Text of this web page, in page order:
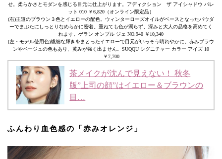
せ。柔らかさとモダンを感じる目元に仕上がります。アディクション ザ アイシャドウ パレ
ット 010 ￥6,820（オンライン限定品）
(右)王道のブラウン３色とイエローの配色。ウィンターローズオイルがベースとなったパウダ
ーでまぶたにしっとりなめらかに密着。重ねても色が濁らず、深みと大人の品格を高めてく
れます。ゲラン オンブル ジェ NO.940 ￥10,340
(左・モデル使用色)繊細な輝きをまとったイエローで目元がいっそう晴れやかに。赤みブラウ
ンやベージュの色もあり、黄みが強く出ません。SUQQU シグニチャー カラー アイズ 10
￥7,700
茶メイクが沈んで見えない！ 秋冬
版”上司の顔”はイエロー＆ブラウンの
目…
ふんわり血色感の「赤みオレンジ」